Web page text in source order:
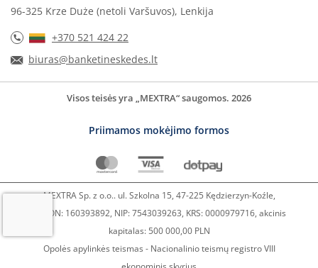
96-325 Krze Duże (netoli Varšuvos), Lenkija
+370 521 424 22
biuras@banketineskedes.lt
Visos teisės yra „MEXTRA“ saugomos. 2026
Priimamos mokėjimo formos
MEXTRA Sp. z o.o.. ul. Szkolna 15, 47-225 Kędzierzyn-Koźle,
REGON: 160393892, NIP: 7543039263, KRS: 0000979716, akcinis
kapitalas: 500 000,00 PLN
Opolės apylinkės teismas - Nacionalinio teismų registro VIII